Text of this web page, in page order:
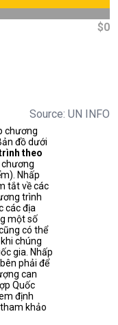
$0
Source: UN INFO
chương
đồ dưới
theo
Nhấp
tắt về các
trình
các địa
một số
có thể
chúng
gia. Nhấp
phải để
can
Quốc
định
khảo